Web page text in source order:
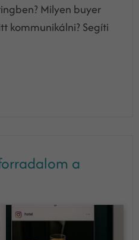
Milyen buyer
kommunikálni? Segíti
a